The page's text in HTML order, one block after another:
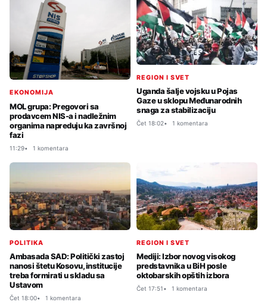
EKONOMIJA
MOL grupa: Pregovori sa
prodavcem NIS-a i nadležnim
organima napreduju ka završnoj
fazi
11:29 1 komentara
REGION I SVET
Uganda šalje vojsku u Pojas
Gaze u sklopu Međunarodnih
snaga za stabilizaciju
Čet 18:02 1 komentara
POLITIKA
Ambasada SAD: Politički zastoj
nanosi štetu Kosovu, institucije
treba formirati u skladu sa
Ustavom
Čet 18:00 1 komentara
REGION I SVET
Mediji: Izbor novog visokog
predstavnika u BiH posle
oktobarskih opštih izbora
Čet 17:51 1 komentara